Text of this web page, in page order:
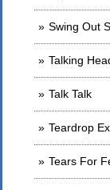
Swing Out
Talking
Talk Talk
Teardrop
Tears For